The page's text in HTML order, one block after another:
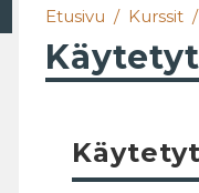
Etusivu Kurssit